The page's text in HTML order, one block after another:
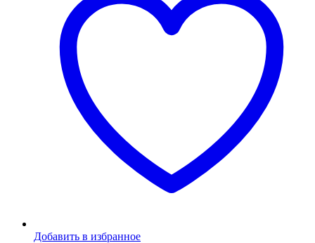
Добавить в избранное